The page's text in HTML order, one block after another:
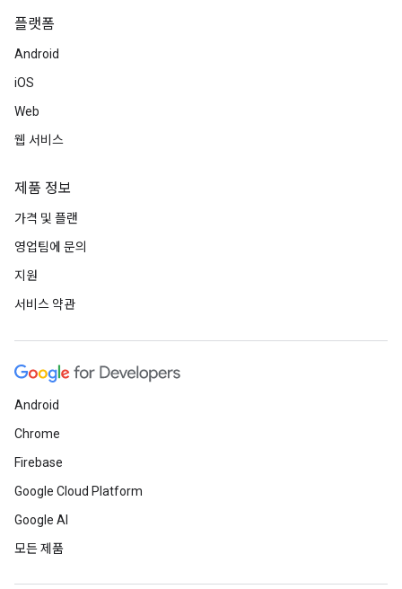
플랫폼
Android
iOS
Web
웹 서비스
제품 정보
가격 및 플랜
영업팀에 문의
지원
서비스 약관
Android
Chrome
Firebase
Google Cloud Platform
Google AI
모든 제품